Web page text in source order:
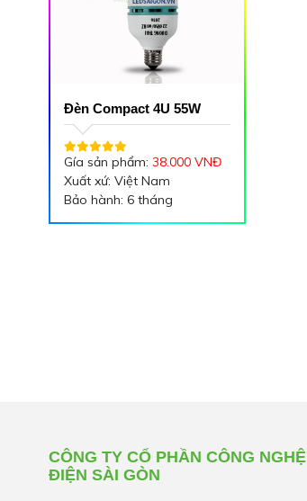
Đèn Compact 4U 55W
Gía sản phẩm: 38.000 VNĐ
Xuất xứ: Việt Nam
Bảo hành: 6 tháng
Công suất: 55W
dimmer.
CÔNG TY CỔ PHẦN CÔNG NGHỆ
ĐIỆN SÀI GÒN